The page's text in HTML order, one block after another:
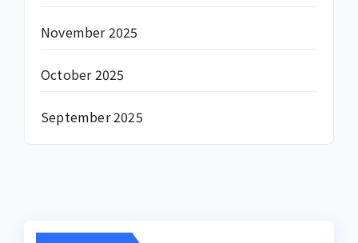
November 2025
October 2025
September 2025